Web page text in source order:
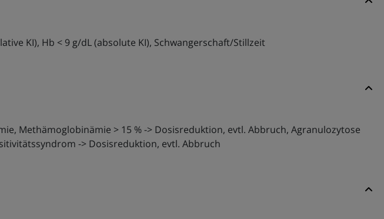
KI), Hb < 9 g/dL (absolute KI), Schwangerschaft/Stillzeit
Methämoglobinämie > 15 % -> Dosisreduktion, evtl. Abbruch, Agranulozytose
-> Dosisreduktion, evtl. Abbruch